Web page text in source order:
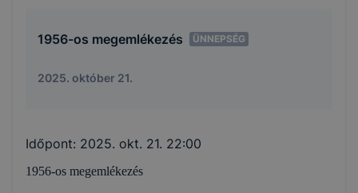
1956-os megemlékezés ÜNNEPSÉG
2025. október 21.
Időpont: 2025. okt. 21. 22:00
1956-os megemlékezés